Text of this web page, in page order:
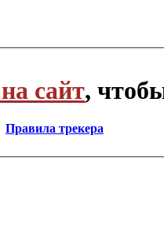
сайт,
Правила трекера